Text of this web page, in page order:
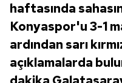
haftasında
Konyaspor'u 3-1
ardından sarı
açıklamalarda